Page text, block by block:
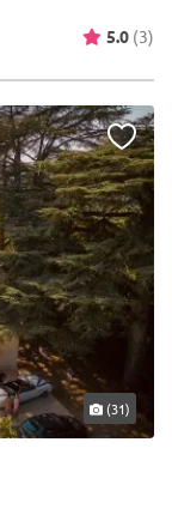
5.0 (3)
(31)